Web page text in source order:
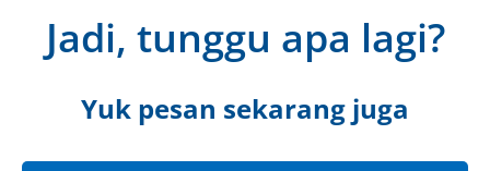
Jadi, tunggu apa lagi?
Yuk pesan sekarang juga